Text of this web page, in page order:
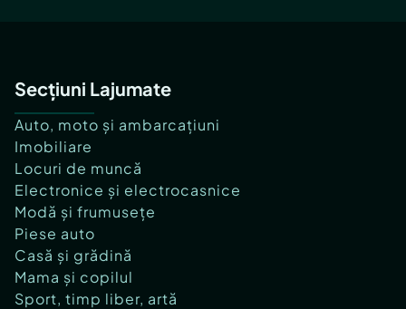
Secțiuni Lajumate
Auto, moto și ambarcațiuni
Imobiliare
Locuri de muncă
Electronice și electrocasnice
Modă și frumusețe
Piese auto
Casă și grădină
Mama și copilul
Sport, timp liber, artă